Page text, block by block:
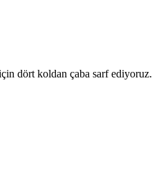
dört koldan çaba sarf ediyoruz.